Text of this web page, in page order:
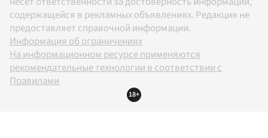
содержащейся в рекламных объявлениях. Редакция не
предоставляет справочной информации.
Информация об ограничениях
На информационном ресурсе применяются
рекомендательные технологии в соответствии с
Правилами
18+